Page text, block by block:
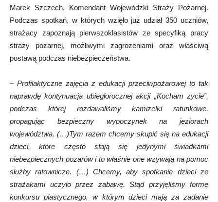
Marek Szczech, Komendant Wojewódzki Straży Pożarnej.
Podczas spotkań, w których wzięło już udział 350 uczniów,
strażacy zapoznają pierwszoklasistów ze specyfiką pracy
straży pożarnej, możliwymi zagrożeniami oraz właściwą
postawą podczas niebezpieczeństwa.
– Profilaktyczne zajęcia z edukacji przeciwpożarowej to tak
naprawdę kontynuacja ubiegłorocznej akcji „Kocham życie”,
podczas której rozdawaliśmy kamizelki ratunkowe,
propagując bezpieczny wypoczynek na jeziorach
województwa. (…)Tym razem chcemy skupić się na edukacji
dzieci, które często stają się jedynymi świadkami
niebezpiecznych pożarów i to właśnie one wzywają na pomoc
służby ratownicze. (…) Chcemy, aby spotkanie dzieci ze
strażakami uczyło przez zabawę. Stąd przyjęliśmy formę
konkursu plastycznego, w którym dzieci mają za zadanie